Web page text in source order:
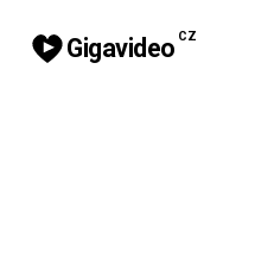
Gigavideo CZ